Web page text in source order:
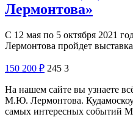
Лермонтова»
С 12 мая по 5 октября 2021
Лермонтова пройдет
150 200 ₽ 245 3
На нашем сайте вы узнаете
М.Ю. Лермонтова.
самых интересных событий